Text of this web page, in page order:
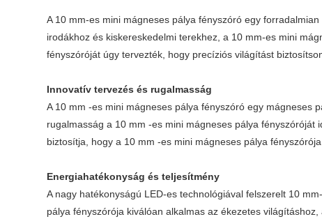
A 10 mm-es mini mágneses pálya fényszóró egy
irodákhoz és kiskereskedelmi terekhez, a 10 mm-es mini
fényszóróját úgy tervezték, hogy precíziós világítást
Innovatív tervezés és rugalmasság
A 10 mm -es mini mágneses pálya fényszóró egy mágneses
rugalmasság a 10 mm -es mini mágneses pálya
biztosítja, hogy a 10 mm -es mini mágneses pálya
Energiahatékonyság és teljesítmény
A nagy hatékonyságú LED-es technológiával felszerelt 10
pálya fényszórója kiválóan alkalmas az ékezetes